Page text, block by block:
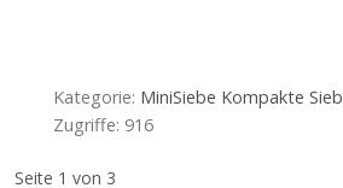
Kategorie: MiniSiebe Kompakte
Zugriffe: 916
Seite 1 von 3